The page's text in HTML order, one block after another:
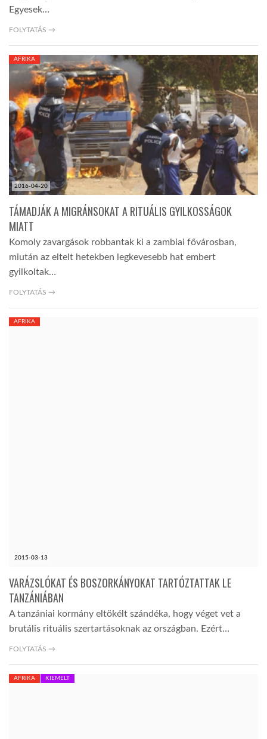
GLOBOTV BP
TROPICALMAGAZIN
GLOBOTV
AFRIKA TUDÁSTÁR
A NAP SZÉPE
LINKTR.EE
DOBRAVERO.HU
Egyesek…
FOLYTATÁS →
2016-04-20
AFRIKA
TÁMADJÁK A MIGRÁNSOKAT A RITUÁLIS GYILKOSSÁGOK
MIATT
Komoly zavargások robbantak ki a zambiai fővárosban,
miután az eltelt hetekben legkevesebb hat embert
gyilkoltak…
FOLYTATÁS →
2015-03-13
AFRIKA
VARÁZSLÓKAT ÉS BOSZORKÁNYOKAT TARTÓZTATTAK LE
TANZÁNIÁBAN
A tanzániai kormány eltökélt szándéka, hogy véget vet a
brutális rituális szertartásoknak az országban. Ezért…
FOLYTATÁS →
AFRIKA KIEMELT